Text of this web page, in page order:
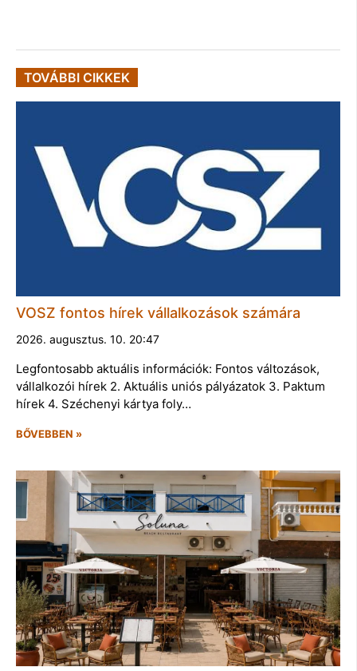
TOVÁBBI CIKKEK
VOSZ fontos hírek vállalkozások számára
2026. augusztus. 10. 20:47
Legfontosabb aktuális információk: Fontos változások,
vállalkozói hírek 2. Aktuális uniós pályázatok 3. Paktum
hírek 4. Széchenyi kártya foly…
BŐVEBBEN »